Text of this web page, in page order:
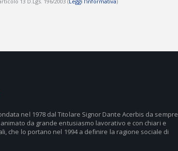
nel 1978 dal Titolare Signor Dante Acerbis da sempre
da grande entusiasmo lavorativo e con chiari e
che lo portano nel 1994 a definire la ragione sociale di